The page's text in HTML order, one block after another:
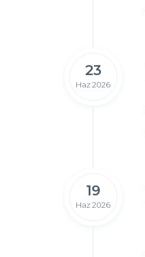
23
Haz 2026
19
Haz 2026